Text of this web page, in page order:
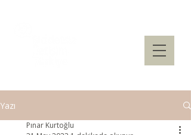
Yazı
Pınar Kurtoğlu